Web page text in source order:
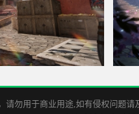
请勿用于商业用途,如有侵权问题